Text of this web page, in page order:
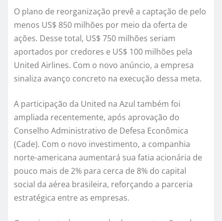
O plano de reorganização prevê a captação de pelo
menos US$ 850 milhões por meio da oferta de
ações. Desse total, US$ 750 milhões seriam
aportados por credores e US$ 100 milhões pela
United Airlines. Com o novo anúncio, a empresa
sinaliza avanço concreto na execução dessa meta.
A participação da United na Azul também foi
ampliada recentemente, após aprovação do
Conselho Administrativo de Defesa Econômica
(Cade). Com o novo investimento, a companhia
norte-americana aumentará sua fatia acionária de
pouco mais de 2% para cerca de 8% do capital
social da aérea brasileira, reforçando a parceria
estratégica entre as empresas.